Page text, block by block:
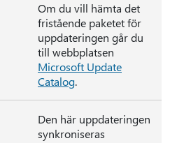
Om du vill hämta det
fristående paketet för
uppdateringen går du
till webbplatsen
Microsoft Update
Catalog.
Den här uppdateringen
synkroniseras